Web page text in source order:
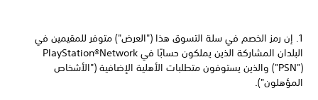
1. إن رمز الخصم في سلة التسوق هذا ("العرض") متوفر للمقيمين في
("PSN") والذين يستوفون متطلبات الأهلية الإضافية ("الأشخاص
المؤهلون").